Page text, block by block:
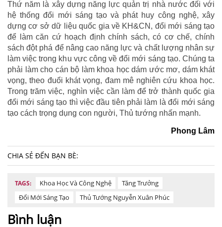
Thứ năm là xây dựng năng lực quản trị nhà nước đối với
hệ thống đổi mới sáng tạo và phát huy công nghệ, xây
dựng cơ sở dữ liệu quốc gia về KH&CN, đổi mới sáng tạo
để làm căn cứ hoạch định chính sách, có cơ chế, chính
sách đột phá để nâng cao năng lực và chất lượng nhân sự
làm việc trong khu vực công về đổi mới sáng tạo. Chúng ta
phải làm cho cán bộ làm khoa học dám ước mơ, dám khát
vọng, theo đuổi khát vọng, đam mê nghiên cứu khoa học.
Trong trăm việc, nghìn việc cần làm để trở thành quốc gia
đổi mới sáng tạo thì việc đầu tiên phải làm là đổi mới sáng
tạo cách trọng dụng con người, Thủ tướng nhấn mạnh.
Phong Lâm
CHIA SẺ ĐẾN BẠN BÈ:
TAGS: Khoa Học Và Công Nghệ
Tăng Trưởng
Đổi Mới Sáng Tạo
Thủ Tướng Nguyễn Xuân Phúc
Bình luận